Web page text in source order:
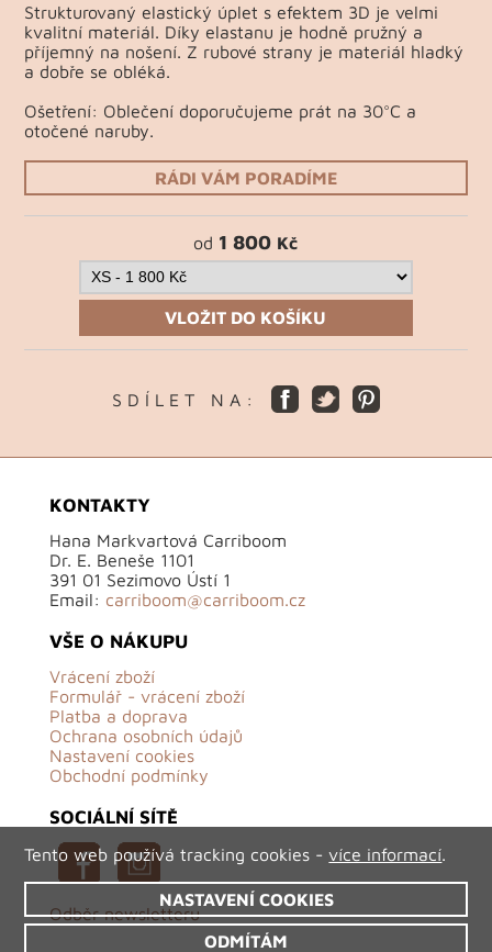
Strukturovaný elastický úplet s efektem 3D je velmi
kvalitní materiál. Díky elastanu je hodně pružný a
příjemný na nošení. Z rubové strany je materiál hladký
a dobře se obléká.
Ošetření: Oblečení doporučujeme prát na 30°C a
otočené naruby.
RÁDI VÁM PORADÍME
od 1 800 Kč
VLOŽIT DO KOŠÍKU
S D Í L E T N A :
KONTAKTY
Hana Markvartová Carriboom
Dr. E. Beneše 1101
391 01 Sezimovo Ústí 1
Email: carriboom@carriboom.cz
VŠE O NÁKUPU
Vrácení zboží
Formulář - vrácení zboží
Platba a doprava
Ochrana osobních údajů
Nastavení cookies
Obchodní podmínky
SOCIÁLNÍ SÍTĚ
Odběr newsletteru
Tento web používá tracking cookies -více informací.
NASTAVENÍ COOKIES
ODMÍTÁM